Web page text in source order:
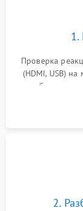
1.
Проверка
(HDMI, USB)
ошибок на
дисков,
2.